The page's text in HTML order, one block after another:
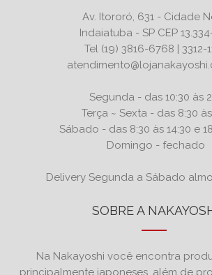
Av. Itororó, 631 - Cidade
Indaiatuba - SP CEP
Tel (19) 3816-6768 | 3312-
Segunda - das 10:30 às
Terça ~ Sexta - das 8:30
Sábado - das 8:30 às 14:30 e
Domingo - fechado
Delivery Segunda a Sábado
SOBRE A
Na Nakayoshi você encontra
principalmente japoneses, além de